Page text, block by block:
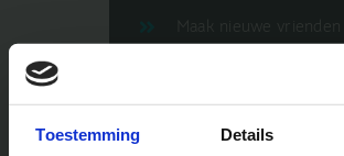
Toestemming Details
begeleiding
Voor kinderen van 5 tot